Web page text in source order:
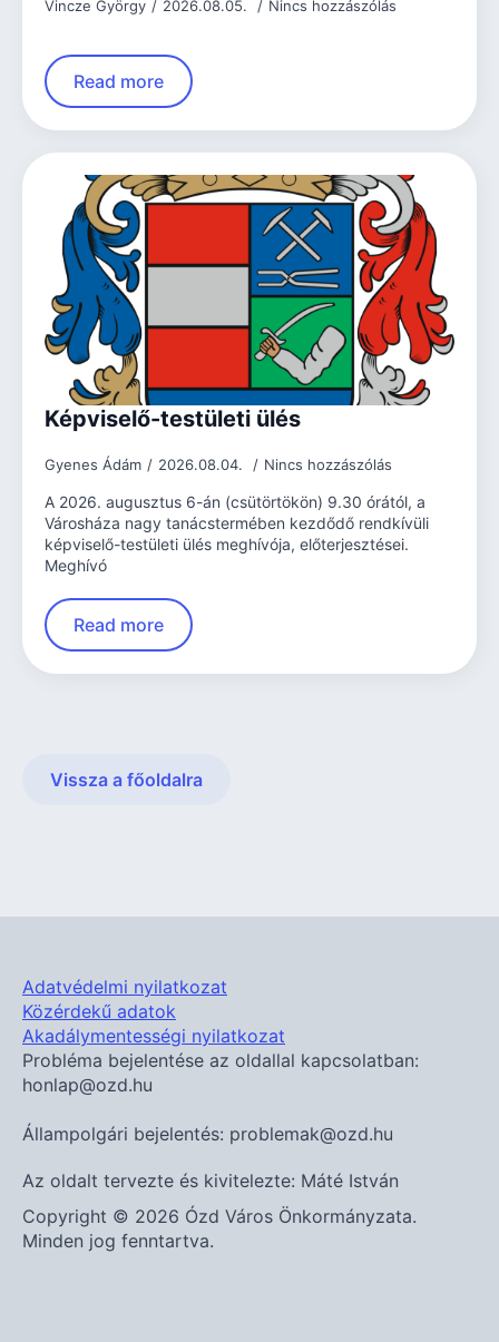
Vincze György 2026.08.05. Nincs hozzászólás
Read more
Képviselő-testületi ülés
Gyenes Ádám 2026.08.04. Nincs hozzászólás
A 2026. augusztus 6-án (csütörtökön) 9.30 órától, a
Városháza nagy tanácstermében kezdődő rendkívüli
képviselő-testületi ülés meghívója, előterjesztései.
Meghívó
Read more
Vissza a főoldalra
Adatvédelmi nyilatkozat
Közérdekű adatok
Akadálymentességi nyilatkozat
Probléma bejelentése az oldallal kapcsolatban:
honlap@ozd.hu
Állampolgári bejelentés: problemak@ozd.hu
Az oldalt tervezte és kivitelezte: Máté István
Copyright © 2026 Ózd Város Önkormányzata.
Minden jog fenntartva.